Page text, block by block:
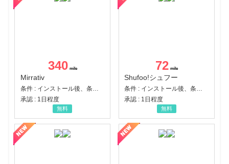
340
Mirrativ
条件 : インストール後、条件達成
承認 : 1日程度
無料
72
Shufoo!シュフー
条件 : インストール後、条件達成
承認 : 1日程度
無料